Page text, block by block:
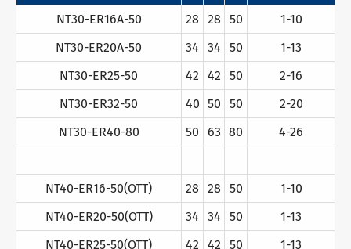
NT30-ER16A-50
28 28 50
1-10
NT30-ER20A-50
34 34 50
1-13
NT30-ER25-50
42 42 50
2-16
NT30-ER32-50
40 50 50
2-20
NT30-ER40-80
50 63 80 4-26
NT40-ER16-50(OTT) 28 28 50
1-10
NT40-ER20-50(OTT)
34 34 50
1-13
NT40-ER25-50(OTT)
42 42 50 1-13